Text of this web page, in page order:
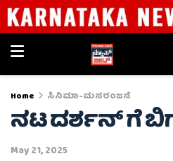
Home ಸಿನಿಮಾ-ಮನರಂಜನೆ
ನಟ ದರ್ಶನ್ ಗೆ
May 21, 2025